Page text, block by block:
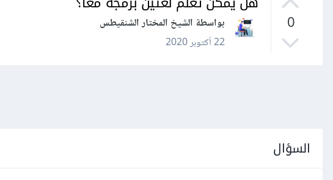
0
بواسطة الشيخ المختار الشنقيطس
22 أكتوبر 2020
السؤال